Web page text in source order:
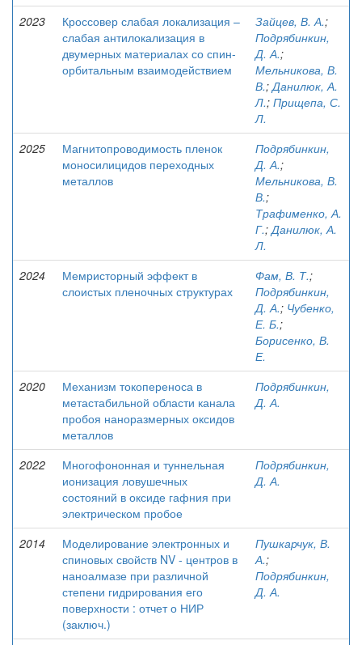
2023
Кроссовер слабая локализация –
слабая антилокализация в
двумерных материалах со спин-
орбитальным взаимодействием
Зайцев, В. А.;
Подрябинкин,
Д. А.;
Мельникова, В.
В.;Данилюк, А.
Л.; Прищепа, С.
Л.
2025
Магнитопроводимость пленок
моносилицидов переходных
металлов
Подрябинкин,
Д. А.;
Мельникова, В.
В.;
Трафименко, А.
Г.;Данилюк, А.
Л.
2024
Мемристорный эффект в
слоистых пленочных структурах
Фам, В. Т.;
Подрябинкин,
Д. А.; Чубенко,
Е. Б.;
Борисенко, В.
Е.
2020
Механизм токопереноса в
метастабильной области канала
пробоя наноразмерных оксидов
металлов
Подрябинкин,
Д. А.
2022
Многофононная и туннельная
ионизация ловушечных
состояний в оксиде гафния при
электрическом пробое
Подрябинкин,
Д. А.
2014
Моделирование электронных и
спиновых свойств NV - центров в
наноалмазе при различной
степени гидрирования его
поверхности : отчет о НИР
(заключ.)
Пушкарчук, В.
А.;
Подрябинкин,
Д. А.